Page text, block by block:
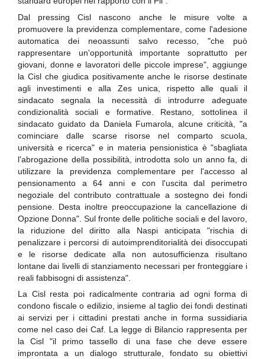
Dal pressing Cisl nascono anche le misure volte a
promuovere la previdenza complementare, come l'adesione
automatica dei neoassunti salvo recesso, "che può
rappresentare un'opportunità importante soprattutto per
giovani, donne e lavoratori delle piccole imprese", aggiunge
la Cisl che giudica positivamente anche le risorse destinate
agli investimenti e alla Zes unica, rispetto alle quali il
sindacato segnala la necessità di introdurre adeguate
condizionalità sociali e formative. Restano, sottolinea il
sindacato guidato da Daniela Fumarola, alcune criticità, "a
cominciare dalle scarse risorse nel comparto scuola,
università e ricerca" e in materia pensionistica è "sbagliata
l'abrogazione della possibilità, introdotta solo un anno fa, di
utilizzare la previdenza complementare per l'accesso al
pensionamento a 64 anni e con l'uscita dal perimetro
negoziale del contributo contrattuale a sostegno dei fondi
pensione. Desta inoltre preoccupazione la cancellazione di
Opzione Donna". Sul fronte delle politiche sociali e del lavoro,
la riduzione del diritto alla Naspi anticipata "rischia di
penalizzare i percorsi di autoimprenditorialità dei disoccupati
e le risorse dedicate alla non autosufficienza risultano
lontane dai livelli di stanziamento necessari per fronteggiare i
reali fabbisogni di assistenza".
La Cisl resta poi radicalmente contraria ad ogni forma di
condono fiscale o edilizio, insieme al taglio dei fondi destinati
ai servizi per i cittadini prestati anche in forma sussidiaria
come nel caso dei Caf. La legge di Bilancio rappresenta per
la Cisl "il primo tassello di una fase che deve essere
improntata a un dialogo strutturale, fondato su obiettivi